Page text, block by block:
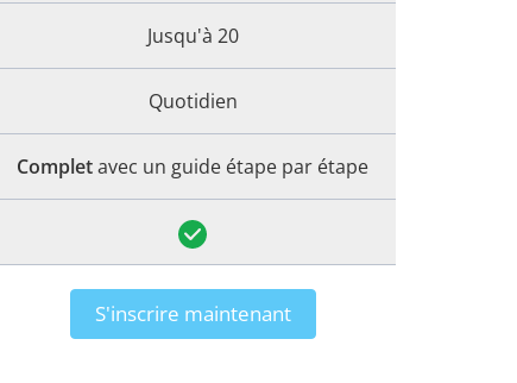
Jusqu'à 20
Quotidien
Completavec un guide étape par étape
S'inscrire maintenant